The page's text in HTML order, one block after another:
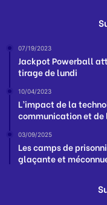
07/19/2023
Jackpot Powerball
tirage de lundi
10/04/2023
L’impact de la
communication et de
03/09/2025
Les camps de
glaçante et